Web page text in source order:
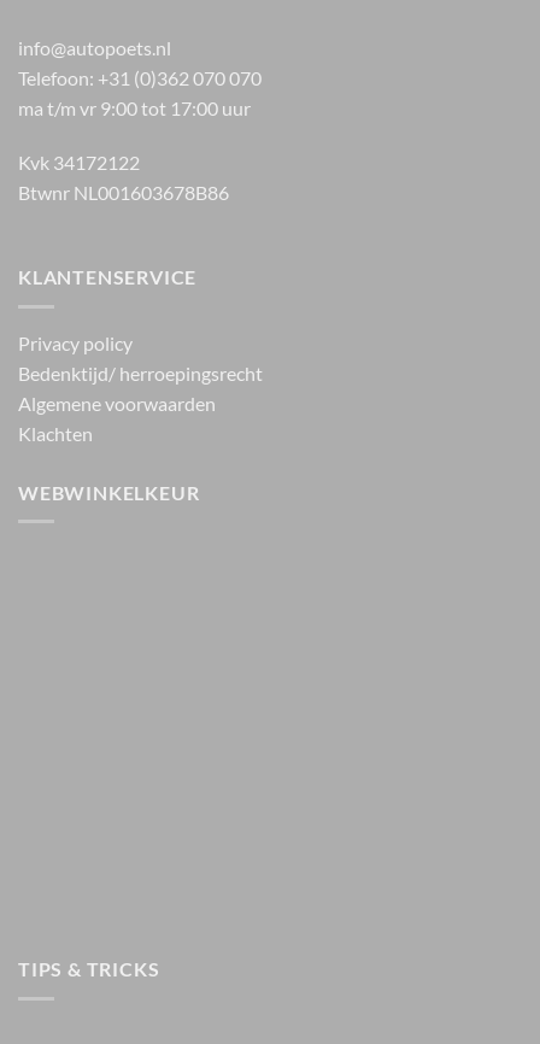
info@autopoets.nl
Telefoon: +31 (0)362 070 070
ma t/m vr 9:00 tot 17:00 uur
Kvk 34172122
Btwnr NL001603678B86
KLANTENSERVICE
Privacy policy
Bedenktijd/ herroepingsrecht
Algemene voorwaarden
Klachten
WEBWINKELKEUR
TIPS & TRICKS